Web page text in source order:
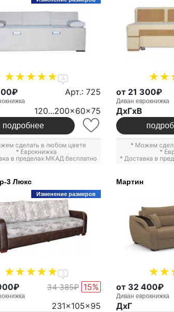
4
Арт.: 725
120...200x60x75
подробнее
сделать в любом цвете
* Еврокнижка
в пределах МКАД бесплатно
от 21 300₽
Диван еврокнижка
ДxГxВ
* Можем
*
* Доставка в
3 Люкс
Изменение размеров
3
34 385₽ 15%
231x105x95
Мартин
от 32 400₽
Диван еврокнижка
ДxГ